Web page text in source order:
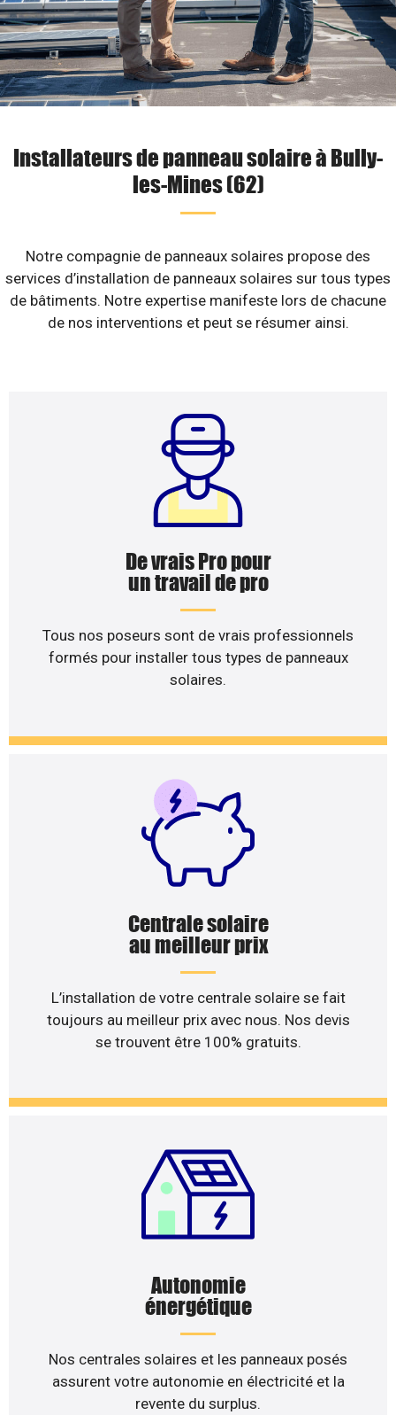
Installateurs de panneau solaire à Bully-
les-Mines (62)
Notre compagnie de panneaux solaires propose des
services d’installation de panneaux solaires sur tous types
de bâtiments. Notre expertise manifeste lors de chacune
de nos interventions et peut se résumer ainsi.
De vrais Pro pour
un travail de pro
Tous nos poseurs sont de vrais professionnels
formés pour installer tous types de panneaux
solaires.
Centrale solaire
au meilleur prix
L’installation de votre centrale solaire se fait
toujours au meilleur prix avec nous. Nos devis
se trouvent être 100% gratuits.
Autonomie
énergétique
Nos centrales solaires et les panneaux posés
assurent votre autonomie en électricité et la
revente du surplus.